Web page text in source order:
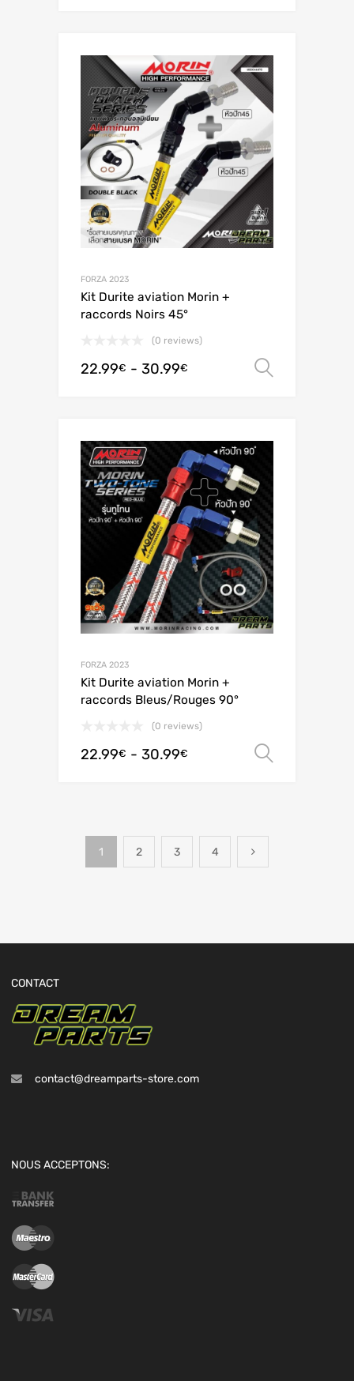
FORZA 2023
Kit Durite aviation Morin +
raccords Noirs 45°
(0 reviews)
22.99€ - 30.99€
FORZA 2023
Kit Durite aviation Morin +
raccords Bleus/Rouges 90°
(0 reviews)
22.99€ - 30.99€
1 2 3 4
CONTACT
contact@dreamparts-store.com
NOUS ACCEPTONS: